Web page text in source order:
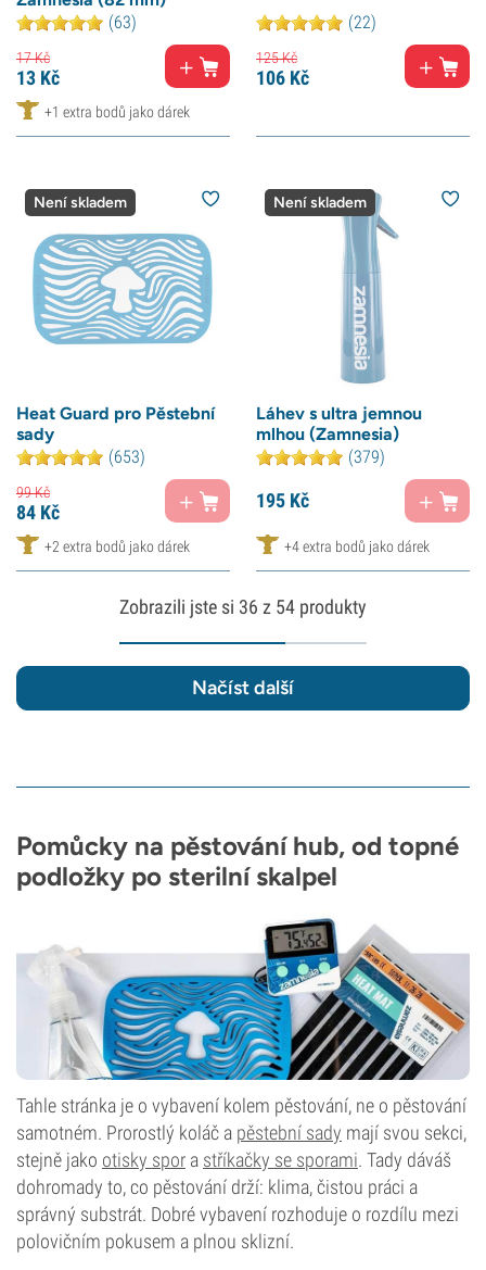
(63)
17Kč
13 Kč
+1 extra bodů jako dárek
(22)
125Kč
106 Kč
Není skladem
Heat Guard pro Pěstební
sady
(653)
99Kč
84 Kč
+2 extra bodů jako dárek
Není skladem
Láhev s ultra jemnou
mlhou (Zamnesia)
(379)
195 Kč
+4 extra bodů jako dárek
Zobrazili jste si 36 z 54 produkty
Načíst další
Pomůcky na pěstování hub, od topné
podložky po sterilní skalpel
Tahle stránka je o vybavení kolem pěstování, ne o pěstování
samotném. Prorostlý koláč a pěstební sady mají svou sekci,
stejně jako otisky spor a stříkačky se sporami. Tady dáváš
dohromady to, co pěstování drží: klima, čistou práci a
správný substrát. Dobré vybavení rozhoduje o rozdílu mezi
polovičním pokusem a plnou sklizní.